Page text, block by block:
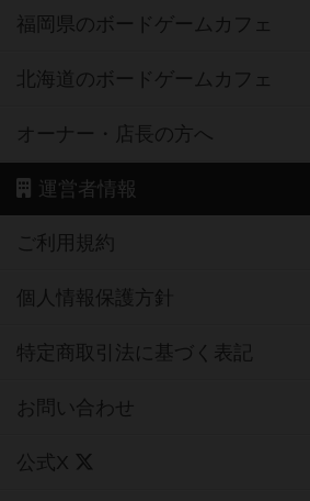
福岡県のボードゲームカフェ
北海道のボードゲームカフェ
オーナー・店長の方へ
運営者情報
ご利用規約
個人情報保護方針
特定商取引法に基づく表記
お問い合わせ
公式X